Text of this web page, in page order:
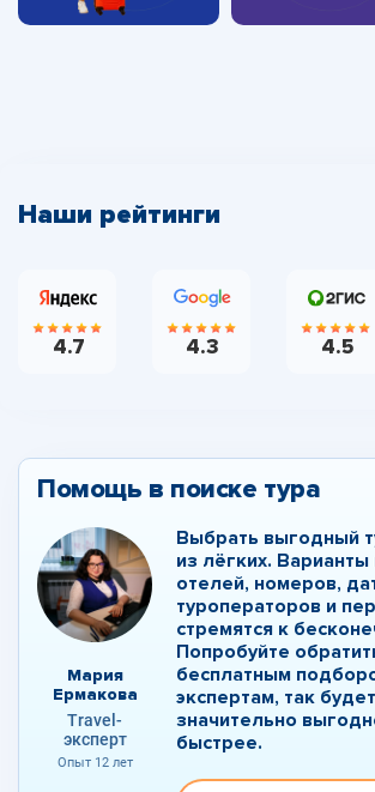
Наши рейтинги
4.7 4.3 4.5
Помощь в поиске тура
Мария
Ермакова
Travel-
эксперт
Опыт 12 лет
Выбрать выгодный
из лёгких.
отелей, номеров,
туроператоров и
стремятся к
Попробуйте
бесплатным
экспертам, так будет
значительно
быстрее.